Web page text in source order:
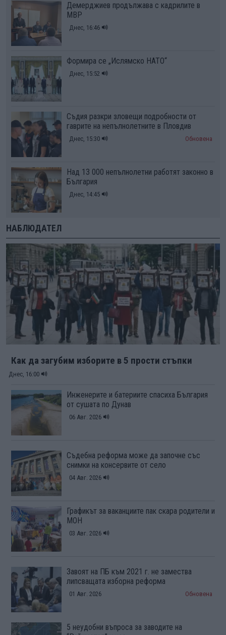
Демерджиев продължава с кадрилите в
МВР
Днес, 16:46
Формира се „Ислямско НАТО“
Днес, 15:52
Съдия разкри зловещи подробности от
гаврите на непълнолетните в Пловдив
Днес, 15:30 Обновена
Над 13 000 непълнолетни работят законно в
България
Днес, 14:45
НАБЛЮДАТЕЛ
Как да загубим изборите в 5 прости стъпки
Днес, 16:00
Инженерите и батериите спасиха България
от сушата по Дунав
06 Авг. 2026
Съдебна реформа може да започне със
снимки на консервите от село
04 Авг. 2026
Графикът за ваканциите пак скара родители и
МОН
03 Авг. 2026
Завоят на ПБ към 2021 г. не замества
липсващата изборна реформа
01 Авг. 2026 Обновена
5 неудобни въпроса за заводите на